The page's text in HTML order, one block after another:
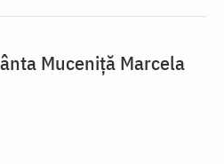
Muceniță Marcela